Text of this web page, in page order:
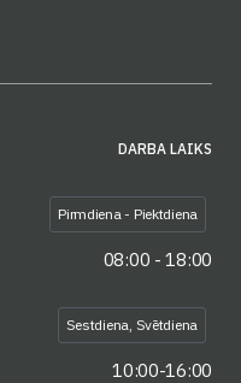
DARBA LAIKS
Pirmdiena - Piektdiena
08:00 - 18:00
Sestdiena, Svētdiena
10:00-16:00